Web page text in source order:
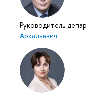
Руководитель
Аркадьевич